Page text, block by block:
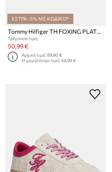
ΕΞΤΡΑ -5% ΜΕ ΚΩΔΙΚΟ*
Tommy Hilfiger TH FOXING PLATFORM CANVAS πάνινα sneakers Γυναικεία
Τρέχουσα τιμή:
50,99 €
Αρχική τιμή:89,90 €
Η χαμηλότερη τιμή:54,99 €